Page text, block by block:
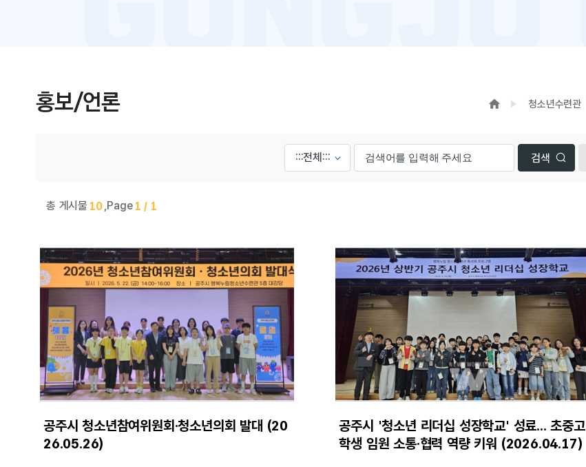
홍보/언론 청소년수련관
총 게시물 10 ,Page 1 / 1
공주시 청소년참여위원회·청소년의회 발대 (20
26.05.26)
공주시 '청소년 리더십 성장학교' 성료... 초중고
학생 임원 소통·협력 역량 키워 (2026.04.17)